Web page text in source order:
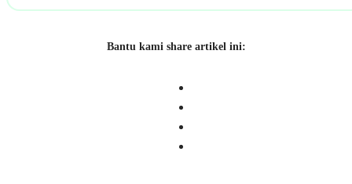
Bantu kami share artikel ini: